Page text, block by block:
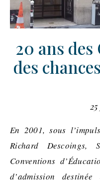
20 ans des
des
En 2001, sous l’impulsion de son directeur d’alors
Richard Descoings,
Conventions d’
d’admission